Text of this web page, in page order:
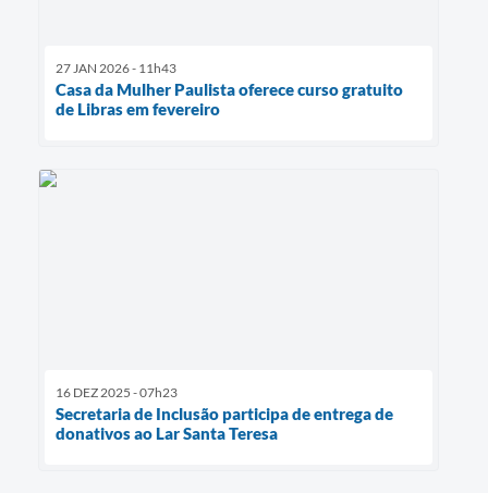
27 JAN 2026 - 11h43
Casa da Mulher Paulista oferece curso gratuito
de Libras em fevereiro
16 DEZ 2025 - 07h23
Secretaria de Inclusão participa de entrega de
donativos ao Lar Santa Teresa